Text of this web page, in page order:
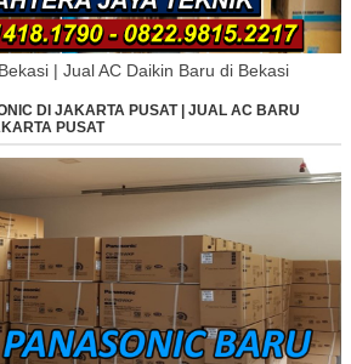
| Jual AC Daikin Baru di Bekasi
DI JAKARTA PUSAT | JUAL AC BARU
PUSAT